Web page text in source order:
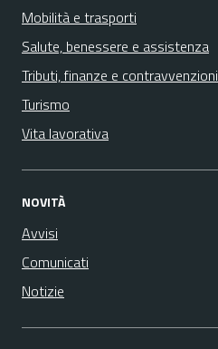
Mobilità e trasporti
Salute, benessere e assistenza
Tributi, finanze e contravvenzioni
Turismo
Vita lavorativa
NOVITÀ
Avvisi
Comunicati
Notizie